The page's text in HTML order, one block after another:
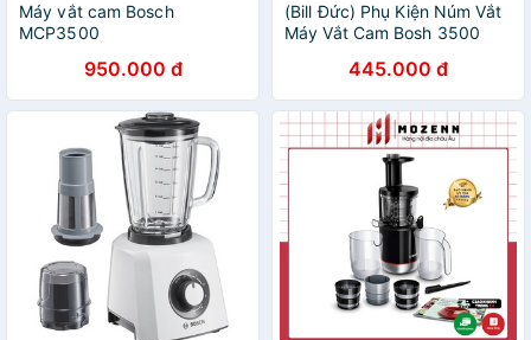
Máy vắt cam Bosch
MCP3500
950.000 đ
(Bill Đức) Phụ Kiện Núm Vắt
Máy Vắt Cam Bosh 3500
445.000 đ